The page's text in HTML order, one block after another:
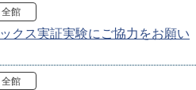
全館
クス実証実験にご協力をお願い
全館